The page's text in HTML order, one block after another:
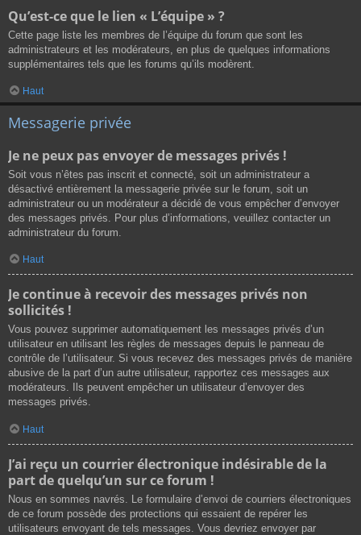
Qu’est-ce que le lien « L’équipe » ?
Cette page liste les membres de l’équipe du forum que sont les
administrateurs et les modérateurs, en plus de quelques informations
supplémentaires tels que les forums qu’ils modèrent.
Haut
Messagerie privée
Je ne peux pas envoyer de messages privés !
Soit vous n’êtes pas inscrit et connecté, soit un administrateur a
désactivé entièrement la messagerie privée sur le forum, soit un
administrateur ou un modérateur a décidé de vous empêcher d’envoyer
des messages privés. Pour plus d’informations, veuillez contacter un
administrateur du forum.
Haut
Je continue à recevoir des messages privés non
sollicités !
Vous pouvez supprimer automatiquement les messages privés d’un
utilisateur en utilisant les règles de messages depuis le panneau de
contrôle de l’utilisateur. Si vous recevez des messages privés de manière
abusive de la part d’un autre utilisateur, rapportez ces messages aux
modérateurs. Ils peuvent empêcher un utilisateur d’envoyer des
messages privés.
Haut
J’ai reçu un courrier électronique indésirable de la
part de quelqu’un sur ce forum !
Nous en sommes navrés. Le formulaire d’envoi de courriers électroniques
de ce forum possède des protections qui essaient de repérer les
utilisateurs envoyant de tels messages. Vous devriez envoyer par